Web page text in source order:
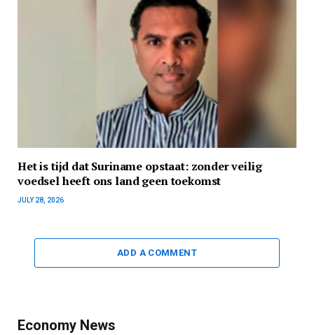
Het is tijd dat Suriname opstaat: zonder veilig
voedsel heeft ons land geen toekomst
JULY 28, 2026
ADD A COMMENT
Economy News